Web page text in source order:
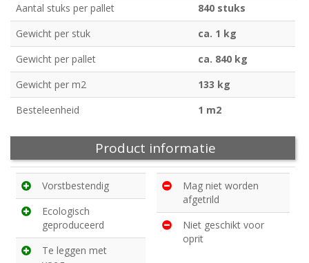
Aantal stuks per pallet
840 stuks
Gewicht per stuk
ca. 1 kg
Gewicht per pallet
ca. 840 kg
Gewicht per m2
133 kg
Besteleenheid
1 m2
Product informatie
Vorstbestendig
Ecologisch
geproduceerd
Te leggen met
Mag niet worden
afgetrild
Niet geschikt voor
oprit